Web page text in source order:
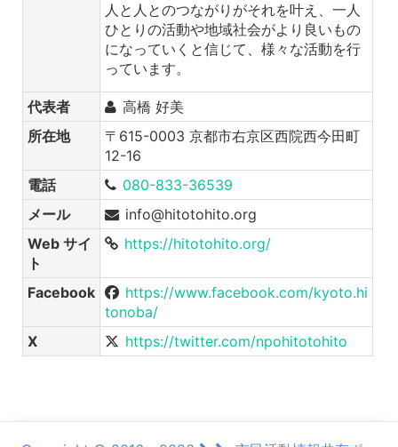
人と人とのつながりがそれを叶え、一人
ひとりの活動や地域社会がより良いもの
になっていくと信じて、様々な活動を行
っています。
代表者
高橋 好美
所在地
〒615-0003 京都市右京区西院西今田町
12-16
電話
080-833-36539
メール
info@hitotohito.org
Web サイ
ト
https://hitotohito.org/
Facebook
https://www.facebook.com/kyoto.hi
tonoba/
X
https://twitter.com/npohitotohito